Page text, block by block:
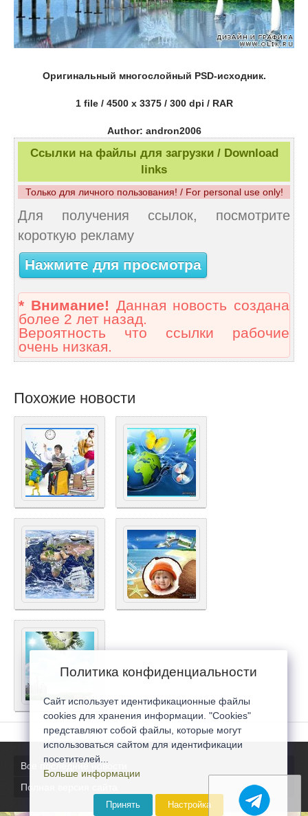
Оригинальный многослойный PSD-исходник.
1 file / 4500 x 3375 / 300 dpi / RAR
Author: andron2006
Ссылки на файлы для загрузки / Download
links
Только для личного пользования! / For personal use only!
Для получения ссылок, посмотрите
короткую рекламу
Нажмите для просмотра
* Внимание! Данная новость создана
более 2 лет назад.
Вероятность что ссылки рабочие
очень низкая.
Похожие новости
Все последние новости
Полная версия сайта
Политика конфиденциальности
Сайт использует идентификационные файлы
cookies для хранения информации. "Cookies"
представляют собой файлы, которые могут
использоваться сайтом для идентификации
посетителей...
Больше информации
Принять Настройка